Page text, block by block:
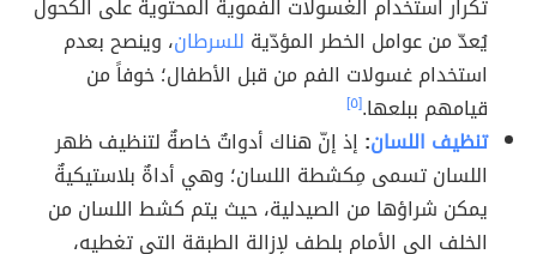
تكرار استخدام الغسولات الفموية المحتوية على الكحول
يُعدّ من عوامل الخطر المؤدّية للسرطان، وينصح بعدم
استخدام غسولات الفم من قبل الأطفال؛ خوفاً من
قيامهم ببلعها.[٥]
تنظيف اللسان: إذ إنّ هناك أدواتٌ خاصةٌ لتنظيف ظهر
اللسان تسمى مِكشطة اللسان؛ وهي أداةٌ بلاستيكيةٌ
يمكن شراؤها من الصيدلية، حيث يتم كشط اللسان من
الخلف الى الأمام بلطف لإزالة الطبقة التي تغطيه،